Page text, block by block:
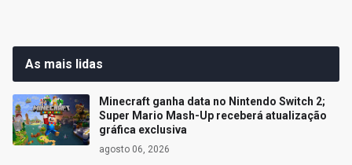
As mais lidas
Minecraft ganha data no Nintendo Switch 2;
Super Mario Mash-Up receberá atualização
gráfica exclusiva
agosto 06, 2026